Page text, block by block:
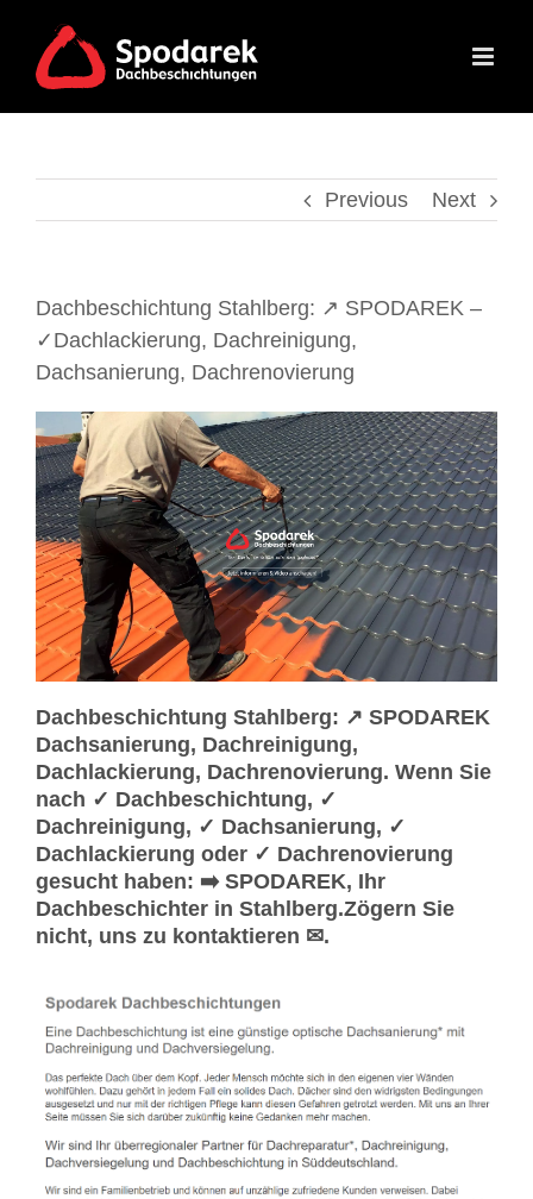
content
Previous Next
Dachbeschichtung Stahlberg: ↗️ SPODAREK –
✓Dachlackierung, Dachreinigung,
Dachsanierung, Dachrenovierung
Dachbeschichtung Stahlberg: ↗️ SPODAREK
Dachsanierung, Dachreinigung,
Dachlackierung, Dachrenovierung. Wenn Sie
nach ✓ Dachbeschichtung, ✓
Dachreinigung, ✓ Dachsanierung, ✓
Dachlackierung oder ✓ Dachrenovierung
gesucht haben: ➡️ SPODAREK, Ihr
Dachbeschichter in Stahlberg.Zögern Sie
nicht, uns zu kontaktieren ✉.